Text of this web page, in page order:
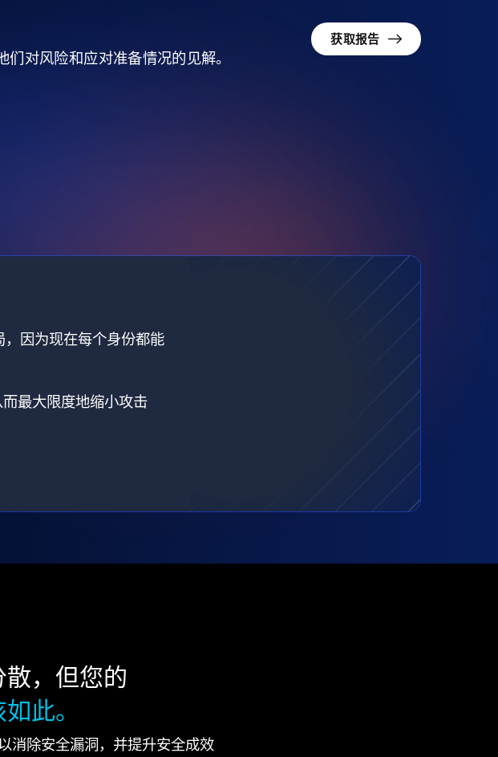
对风险和应对准备情况的见解。
获取报告
因为现在每个身份都能
最大限度地缩小攻击
，但您的
此。
消除安全漏洞，并提升安全成效